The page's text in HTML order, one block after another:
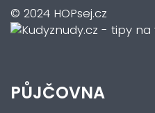
© 2024 HOPsej.cz
PŮJČOVNA